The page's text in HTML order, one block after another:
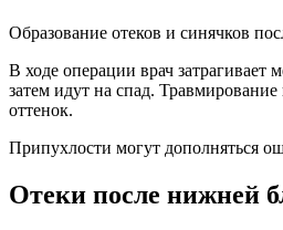
Образование отеков и синячков
В ходе операции врач
затем идут на спад.
оттенок.
Припухлости могут дополняться
Отеки после нижней